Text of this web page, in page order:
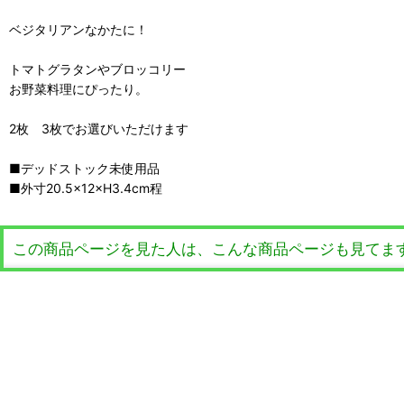
ベジタリアンなかたに！
トマトグラタンやブロッコリー
お野菜料理にぴったり。
2枚 3枚でお選びいただけます
■デッドストック未使用品
■外寸20.5×12×H3.4cm程
この商品ページを見た人は、こんな商品ページも見てま